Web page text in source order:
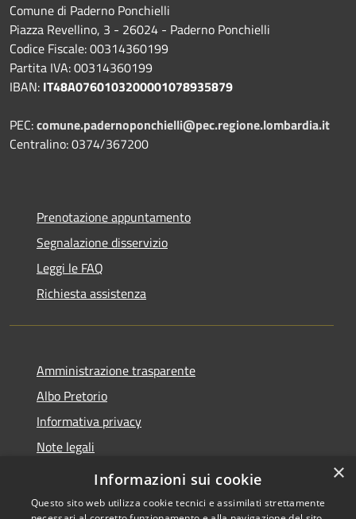
Comune di Paderno Ponchielli
Piazza Revellino, 3 - 26024 - Paderno Ponchielli
Codice Fiscale: 00314360199
Partita IVA: 00314360199
IBAN: IT48A0760103200001078935879
PEC:comune.padernoponchielli@pec.regione.lombardia.it
Centralino: 0374/367200
Prenotazione appuntamento
Segnalazione disservizio
Leggi le FAQ
Richiesta assistenza
Amministrazione trasparente
Albo Pretorio
Informativa privacy
Note legali
Dichiarazione di accessibilità 2025 ×
Informazioni sui cookie
Questo sito web utilizza cookie tecnici e assimilati strettamente